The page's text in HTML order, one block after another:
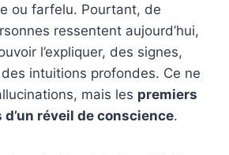
ou farfelu. Pourtant, de
ressentent aujourd’hui,
l’expliquer, des signes,
intuitions profondes. Ce ne
mais les premiers
réveil de conscience.